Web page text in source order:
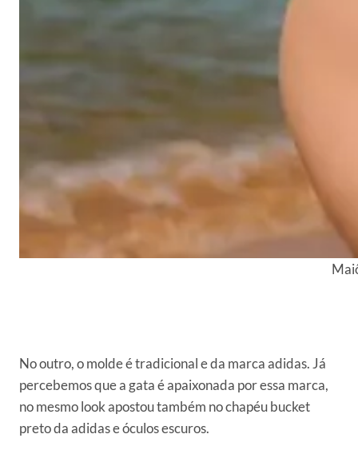
No outro, o molde é tradicional e da marca adidas. Já
percebemos que a gata é apaixonada por essa marca,
no mesmo look apostou também no chapéu bucket
preto da adidas e óculos escuros.